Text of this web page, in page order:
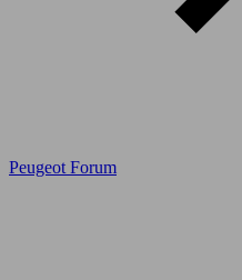
Peugeot Forum